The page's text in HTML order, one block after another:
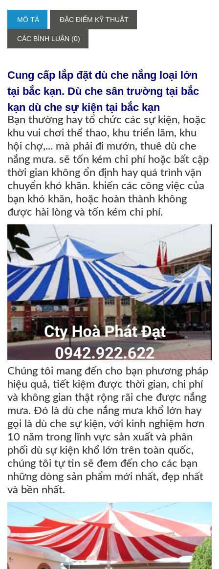
MÔ TẢ ĐẶC ĐIỂM KỸ THUẬT
CÁC BÌNH LUẬN (0)
Cung cấp lắp đặt dù che nắng loại lớn
tại bắc kạn. Dù che sân trường tại bắc
kạn dù che sự kiện tại bắc kạn
Bạn thường hay tổ chức các sự kiện, hoặc
khu vui chơi thể thao, khu triển lãm, khu
hội chợ,... mà phải đi mướn, thuê dù che
nắng mưa. sẽ tốn kém chi phí hoặc bất cập
thời gian không ổn định hay quá trình vận
chuyển khó khăn. khiến các công việc của
bạn khó khăn, hoặc hoàn thành không
được hài lòng và tốn kém chi phí.
Chúng tôi mang đến cho bạn phương pháp
hiệu quả, tiết kiệm được thời gian, chi phí
và không gian thật rộng rãi che được nắng
mưa. Đó là dù che nắng mưa khổ lớn hay
gọi là dù che sự kiện, với kinh nghiệm hơn
10 năm trong lĩnh vực sản xuất và phân
phối dù sự kiện khổ lớn trên toàn quốc,
chúng tôi tự tin sẽ đem đến cho các bạn
những dòng sản phẩm mới nhất, đẹp nhất
và bền nhất.